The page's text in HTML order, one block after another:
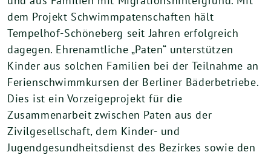
dem Projekt Schwimmpatenschaften hält
Tempelhof-Schöneberg seit Jahren erfolgreich
dagegen. Ehrenamtliche „Paten“ unterstützen
Kinder aus solchen Familien bei der Teilnahme an
Ferienschwimmkursen der Berliner Bäderbetriebe.
Dies ist ein Vorzeigeprojekt für die
Zusammenarbeit zwischen Paten aus der
Zivilgesellschaft, dem Kinder- und
Jugendgesundheitsdienst des Bezirkes sowie den